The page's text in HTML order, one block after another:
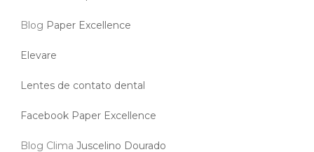
Blog Paper Excellence
Elevare
Lentes de contato dental
Facebook Paper Excellence
Blog Clima Juscelino Dourado